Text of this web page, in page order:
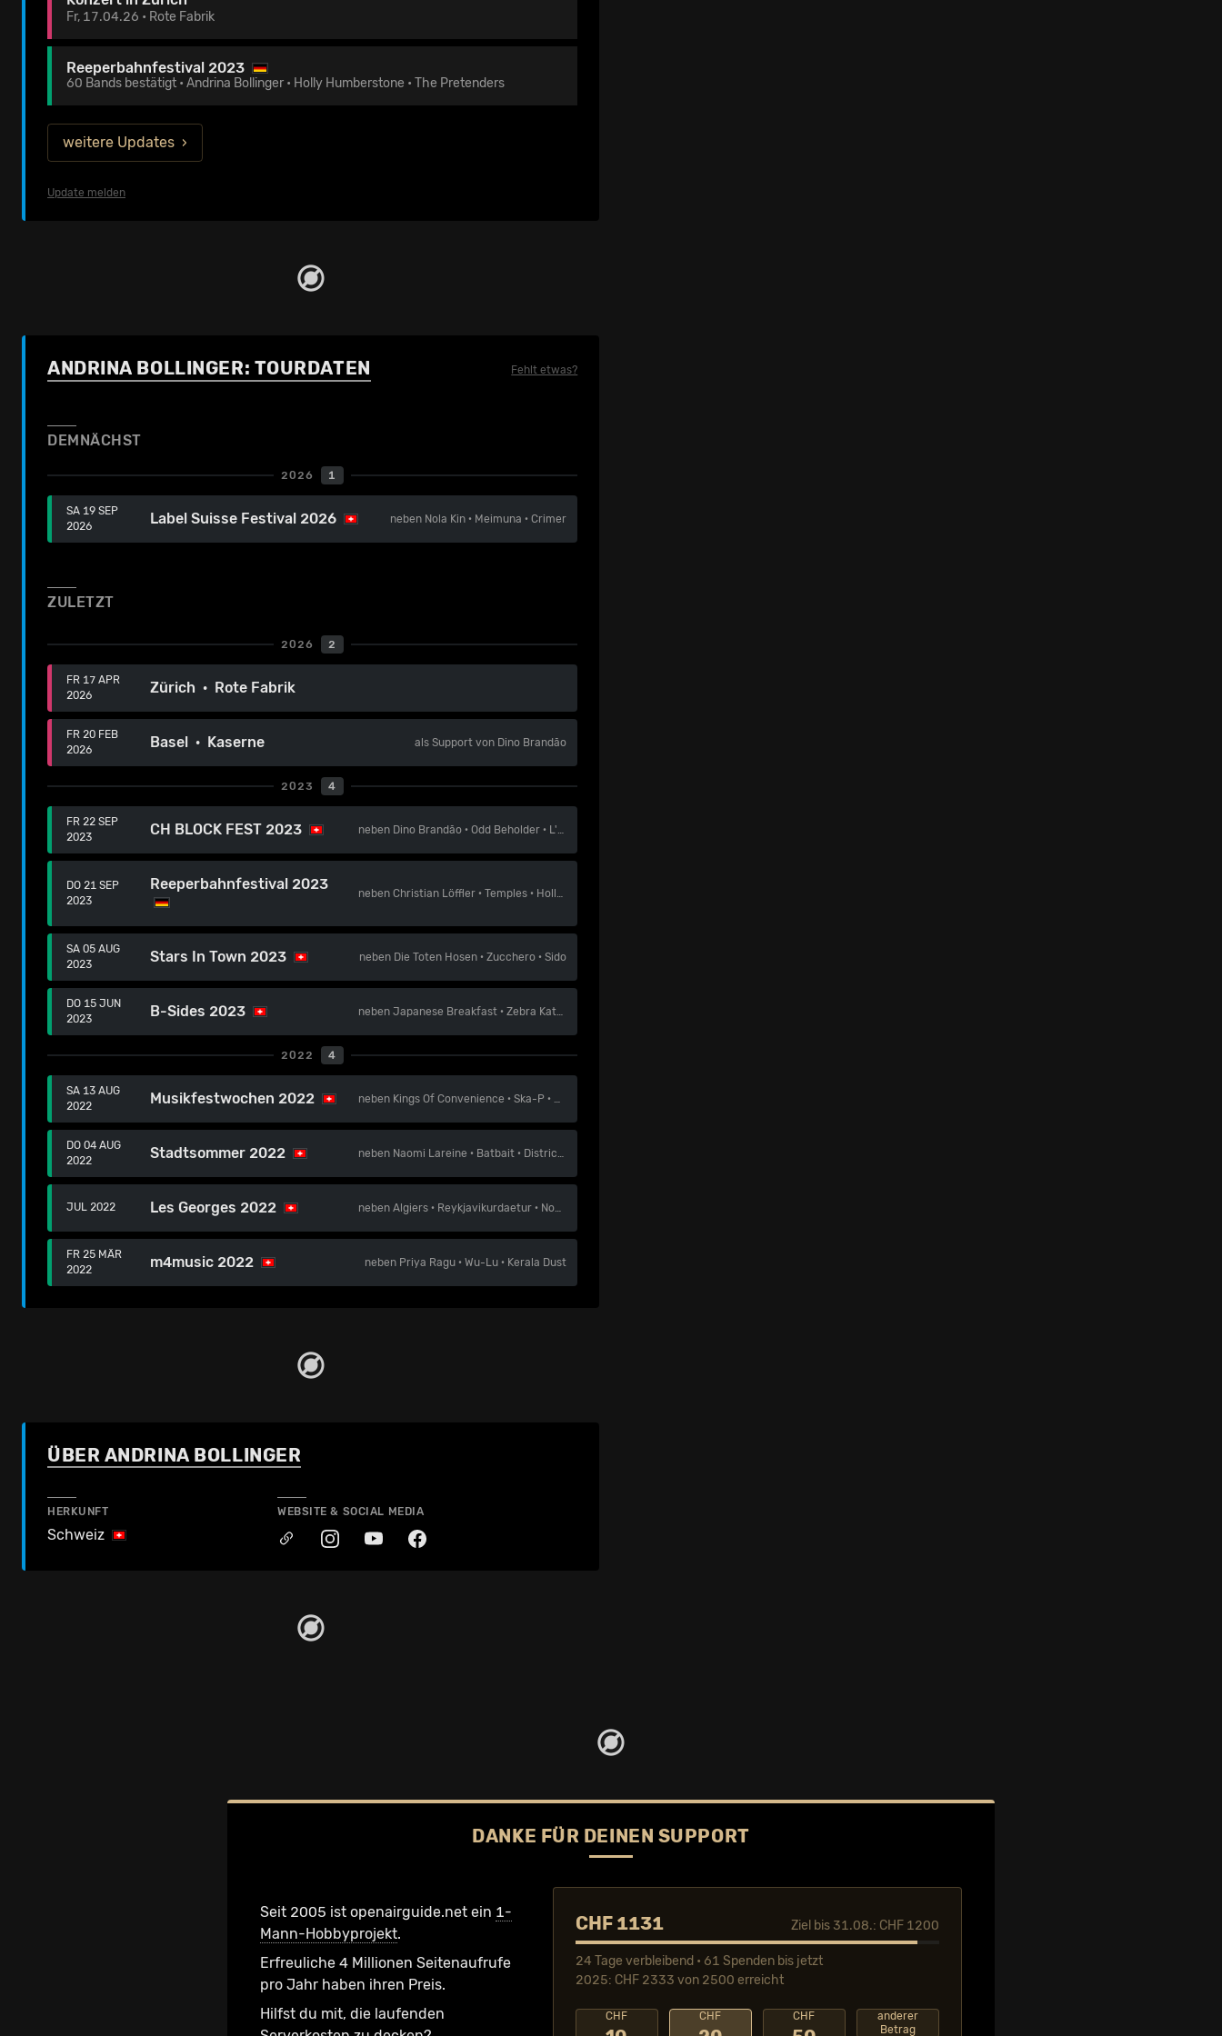
Fr, 17.04.26 • Rote Fabrik
Reeperbahnfestival 2023
60 Bands bestätigt • Andrina Bollinger • Holly Humberstone • The Pretenders
weitere Updates
Update melden
ANDRINA BOLLINGER: TOURDATEN Fehlt etwas?
DEMNÄCHST
2026 1
SA 19 SEP
2026
Label Suisse Festival 2026 neben Nola Kin · Meimuna ·Crimer
ZULETZT
2026 2
FR 17 APR
2026
Zürich · Rote Fabrik
FR 20 FEB
2026
Basel · Kaserne als Support von Dino Brandão
2023 4
FR 22 SEP
2023
CH BLOCK FEST 2023 neben Dino Brandão ·Odd Beholder · L'Eclair
DO 21 SEP
2023
Reeperbahnfestival 2023
nebenChristian Löffler ·Temples · Holly Humberstone
SA 05 AUG
2023
Stars In Town 2023 neben Die Toten Hosen ·Zucchero ·Sido
DO 15 JUN
2023
B-Sides 2023 nebenJapanese Breakfast ·Zebra Katz
2022 4
SA 13 AUG
2022
Musikfestwochen 2022 neben Kings Of Convenience ·Ska-P ·
DO 04 AUG
2022
Stadtsommer 2022 neben Naomi Lareine · Batbait · District Five
JUL 2022 Les Georges 2022 nebenAlgiers · Reykjavikurdaetur · Noga Erez
FR 25 MÄR
2022
m4music 2022 neben Priya Ragu ·Wu-Lu · Kerala Dust
ÜBER ANDRINA BOLLINGER
HERKUNFT
Schweiz
WEBSITE & SOCIAL MEDIA
DANKE FÜR DEINEN SUPPORT
Seit 2005 ist openairguide.net ein 1-
Mann-Hobbyprojekt.
Erfreuliche 4 Millionen Seiten­aufrufe
pro Jahr haben ihren Preis.
Hilfst du mit, die laufenden
CHF 1131 Ziel bis 31.08.: CHF 1200
24 Tage verbleibend • 61 Spenden bis jetzt
2025: CHF 2333 von 2500 erreicht
CHF CHF CHF
anderer
Betrag